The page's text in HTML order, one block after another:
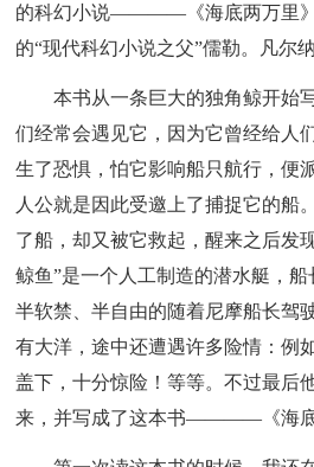
的科幻小说————《海底两万里》
的“现代科幻小说之父”儒勒。凡尔纳
本书从一条巨大的独角鲸开始
们经常会遇见它，因为它曾经给人
生了恐惧，怕它影响船只航行，便
人公就是因此受邀上了捕捉它的船
了船，却又被它救起，醒来之后发
鲸鱼”是一个人工制造的潜水艇，
半软禁、半自由的随着尼摩船长驾
有大洋，途中还遭遇许多险情：例
盖下，十分惊险！等等。不过最后
来，并写成了这本书————《海底